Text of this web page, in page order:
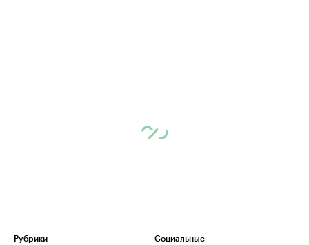
Рубрики
Социальные